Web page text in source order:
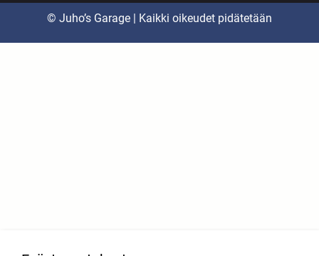
© Juho’s Garage | Kaikki oikeudet pidätetään